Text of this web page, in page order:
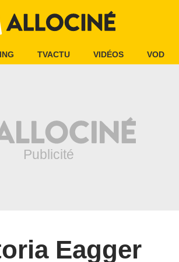
TVACTU VIDÉOS VOD
Eagger